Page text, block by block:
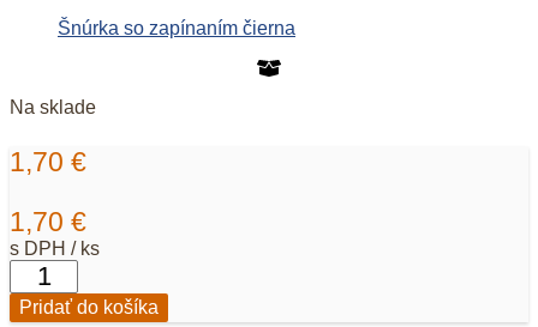
Šnúrka so zapínaním čierna
Na sklade
1,70 €
1,70 €
s DPH / ks
množstvo
Prívesok
Amazonit
Pridať do košíka